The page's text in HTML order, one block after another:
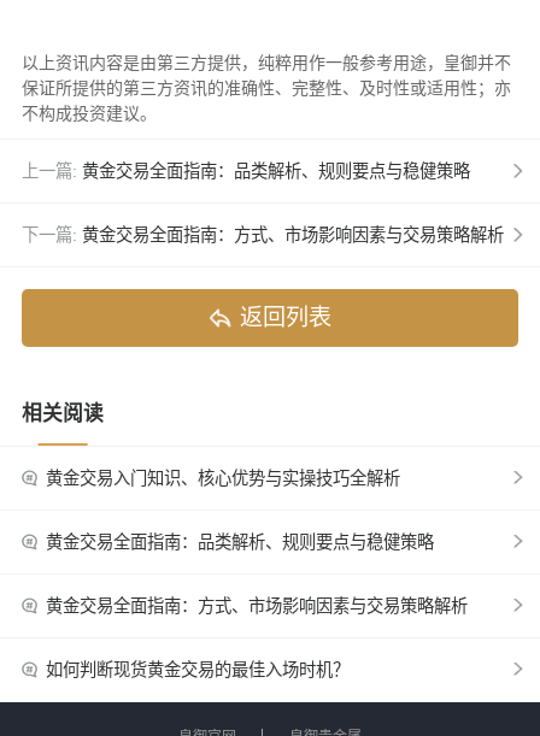
以上资讯内容是由第三方提供，纯粹用作一般参考用途，皇御并不
保证所提供的第三方资讯的准确性、完整性、及时性或适用性；亦
不构成投资建议。
上一篇: 黄金交易全面指南：品类解析、规则要点与稳健策略
下一篇: 黄金交易全面指南：方式、市场影响因素与交易策略解析
返回列表
相关阅读
黄金交易入门知识、核心优势与实操技巧全解析
黄金交易全面指南：品类解析、规则要点与稳健策略
黄金交易全面指南：方式、市场影响因素与交易策略解析
如何判断现货黄金交易的最佳入场时机？